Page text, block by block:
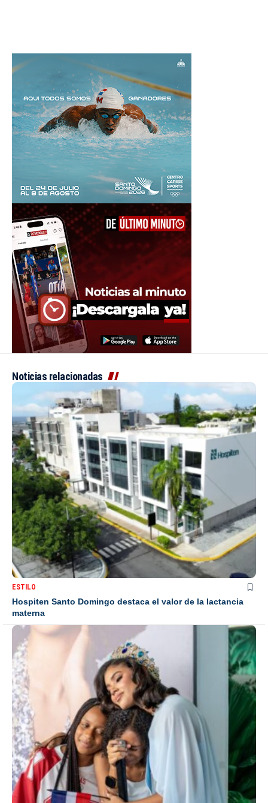
Noticias relacionadas
ESTILO
Hospiten Santo Domingo destaca el valor de la lactancia
materna